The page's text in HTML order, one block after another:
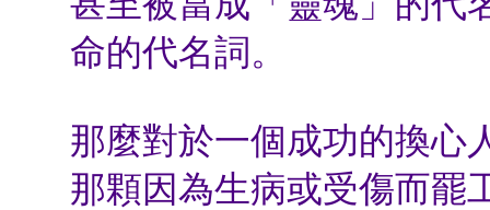
命的代名詞。
那麼對於一個成功的換心
那顆因為生病或受傷而罷